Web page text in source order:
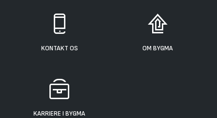
KONTAKT OS OM BYGMA
KARRIERE I BYGMA